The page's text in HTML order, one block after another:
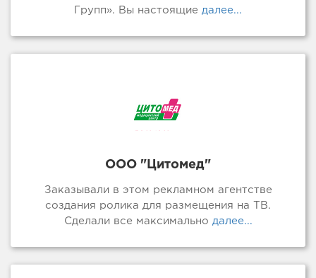
Групп». Вы настоящие далее...
ООО "Цитомед"
Заказывали в этом рекламном агентстве
создания ролика для размещения на ТВ.
Сделали все максимально далее...